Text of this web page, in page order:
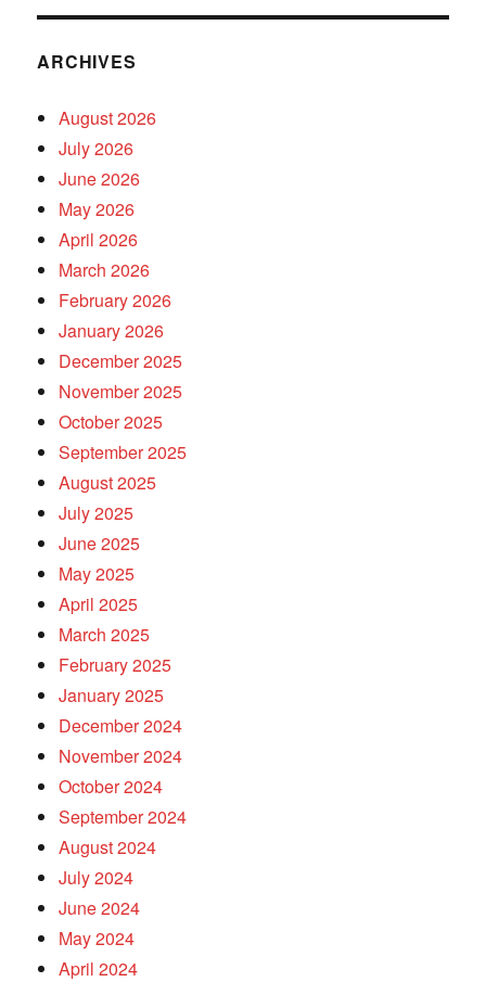
ARCHIVES
August 2026
July 2026
June 2026
May 2026
April 2026
March 2026
February 2026
January 2026
December 2025
November 2025
October 2025
September 2025
August 2025
July 2025
June 2025
May 2025
April 2025
March 2025
February 2025
January 2025
December 2024
November 2024
October 2024
September 2024
August 2024
July 2024
June 2024
May 2024
April 2024